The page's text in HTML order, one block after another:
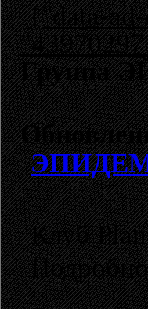
{"data-
Группа
Клуб